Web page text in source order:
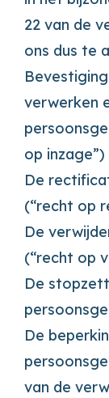
22 van de
ons dus te
verwerken
op inzage”)
De
(“recht op
De
(“recht op
De
De
van de